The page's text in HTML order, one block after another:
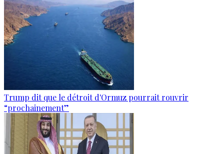
Trump dit que le détroit d'Ormuz pourrait rouvrir
“prochainement”